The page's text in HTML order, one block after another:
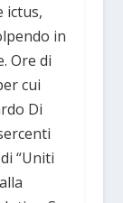
ictus,
in
Ore di
cui
Di
“Uniti